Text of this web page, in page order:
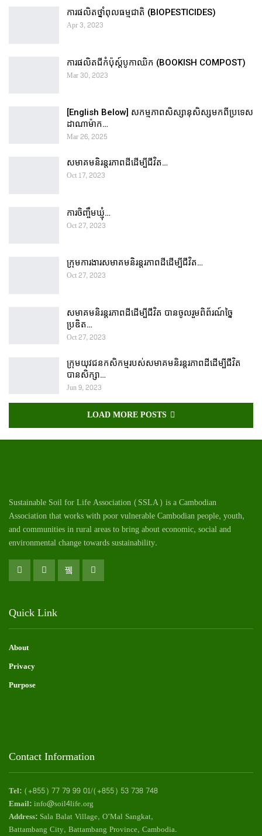
ការផលិតថ្នាំពុលធម្មជាតិ (BIOPESTICIDES)
Apr 3, 2023
ការផលិតជីកំប៉ុស្ដ៍បូកាឈិក (BOOKISH COMPOST)
Mar 30, 2023
[English Below] សកម្មភាពសិស្សានុសិស្សមកពីប្រទេស
ដាណាម៉ាក…
Mar 26, 2025
សមាគមនិរន្តរភាពដីដើម្បីជីវិត…
Oct 17, 2023
ការចិញ្ចឹមឃ្មុំ…
Oct 27, 2023
ក្រុមការងារសមាគមនិរន្តរភាពដីដើម្បីជីវិត…
Oct 27, 2023
សមាគមនិរន្តរភាពដីដើម្បីជីវិត បានចូលរួមពិព័រណ៍ច្នៃ
ប្រឌិត…
Oct 27, 2023
ក្រុមយុវជនកសិកម្មរបស់សមាគមនិរន្តរភាពដីដើម្បីជីវិត
បានសិក្សា…
Jun 9, 2023
LOAD MORE POSTS
Sustainable Soil for Life Association (SSLA) is a Cambodian
Association that works with poor vulnerable Cambodianpeople, youth,
and communities in rural areas to bring about economic, social and
environmental change towards sustainability.
Quick Link
About
Privacy
Purpose
Contact Information
Tel: (+855) 77 79 99 01/(+855) 53 738 748
Email:info@soil4life.org
Address: Sala Balat Village, O’Mal Sangkat,
Battambang City, Battambang Province, Cambodia.